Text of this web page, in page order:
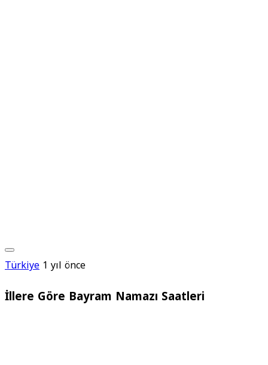
Türkiye 1 yıl önce
İllere Göre Bayram Namazı Saatleri